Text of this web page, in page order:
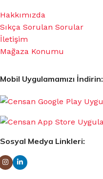
Hakkımızda
Sıkça Sorulan Sorular
İletişim
Mağaza Konumu
Mobil Uygulamamızı İndirin:
Sosyal Medya Linkleri: